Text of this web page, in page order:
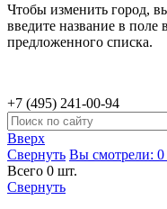
Чтобы изменить город,
введите название в
предложенного списка.
+7 (495) 241-00-94
Вверх
Свернуть Вы смотрели: 0
Всего 0 шт.
Свернуть